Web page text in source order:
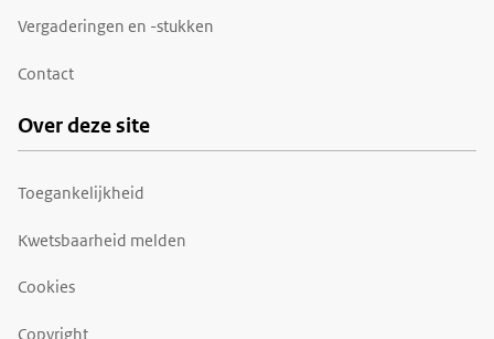
Vergaderingen en -stukken
Contact
Over deze site
Toegankelijkheid
Kwetsbaarheid melden
Cookies
Copyright